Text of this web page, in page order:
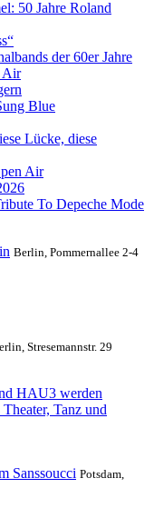
50 Jahre Roland
der 60er Jahre
Air
Blue
Lücke, diese
Air
To Depeche Mode
Berlin, Pommernallee 2-4
Stresemannstr. 29
HAU3 werden
Tanz und
Sanssoucci Potsdam,